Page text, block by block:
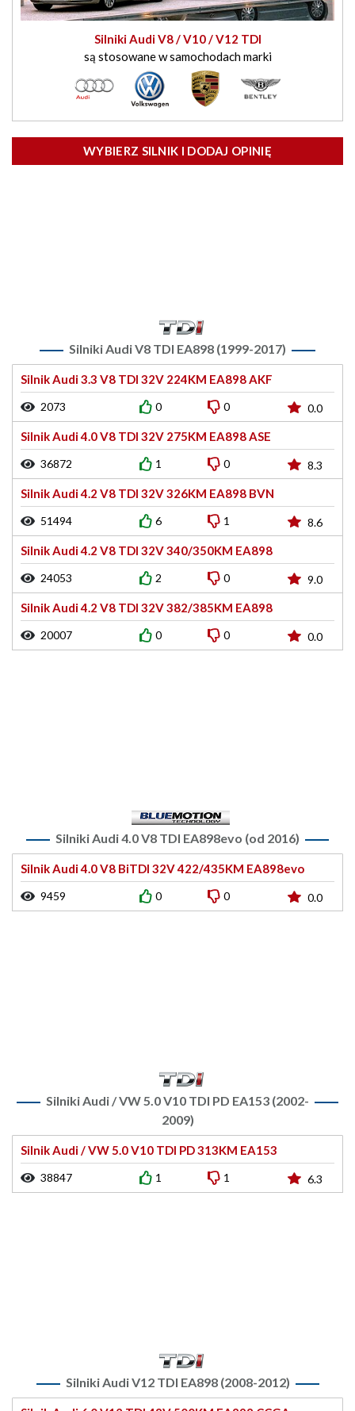
Silniki Audi V8 / V10 / V12 TDI
są stosowane w samochodach marki
WYBIERZ SILNIK I DODAJ OPINIĘ
Silniki Audi V8 TDI EA898 (1999-2017)
Silnik Audi 3.3 V8 TDI 32V 224KM EA898 AKF
2073 0 0 0.0
Silnik Audi 4.0 V8 TDI 32V 275KM EA898 ASE
36872 1 0 8.3
Silnik Audi 4.2 V8 TDI 32V 326KM EA898 BVN
51494 6 1 8.6
Silnik Audi 4.2 V8 TDI 32V 340/350KM EA898
24053 2 0 9.0
Silnik Audi 4.2 V8 TDI 32V 382/385KM EA898
20007 0 0 0.0
Silniki Audi 4.0 V8 TDI EA898evo (od 2016)
Silnik Audi 4.0 V8 BiTDI 32V 422/435KM EA898evo
9459 0 0 0.0
Silniki Audi / VW 5.0 V10 TDI PD EA153 (2002-
2009)
Silnik Audi / VW 5.0 V10 TDI PD 313KM EA153
38847 1 1 6.3
Silniki Audi V12 TDI EA898 (2008-2012)